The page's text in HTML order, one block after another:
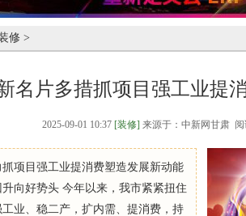
修 >
名片多措抓项目强工业提
2025-09-01 10:37 [装修] 来源于：中新网甘肃
项目强工业提消费塑造发展新动能
向好势头 今年以来，我市紧紧扭住
业、稳二产，扩内需、提消费，持